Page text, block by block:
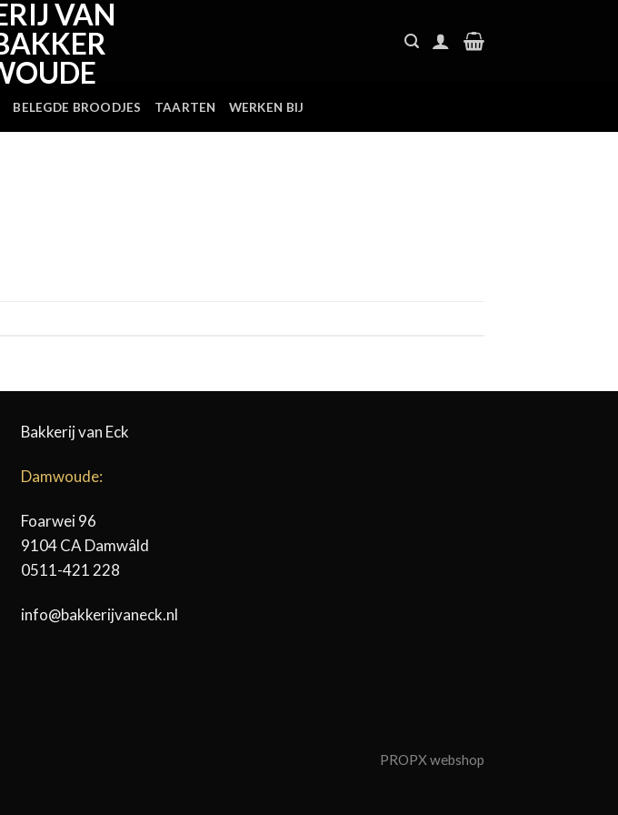
BELEGDE BROODJES TAARTEN WERKEN BIJ
Bakkerij van Eck
Damwoude:
Foarwei 96
9104 CA Damwâld
0511-421 228
info@bakkerijvaneck.nl
PROPX webshop